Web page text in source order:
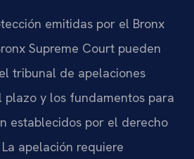
emitidas por el Bronx
Supreme Court pueden
tribunal de apelaciones
plazo y los fundamentos para
establecidos por el derecho
apelación requiere